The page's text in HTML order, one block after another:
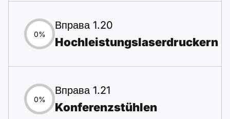
0%
Вправа 1.20
Hochleistungslaserdruckern
0%
Вправа 1.21
Konferenzstühlen